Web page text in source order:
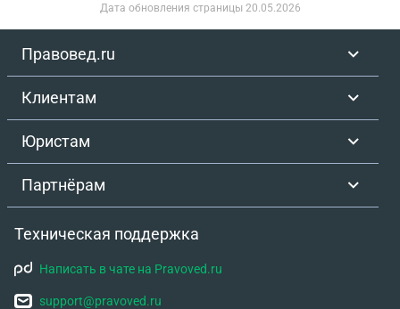
Дата обновления страницы 20.05.2026
Правовед.ru
Клиентам
Юристам
Партнёрам
Техническая поддержка
Написать в чате на Pravoved.ru
support@pravoved.ru